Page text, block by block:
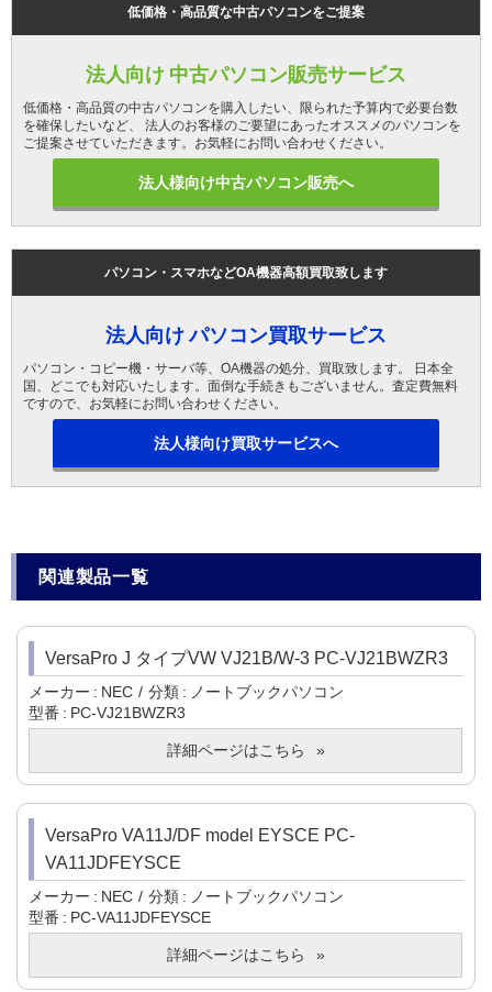
低価格・高品質な中古パソコンをご提案
法人向け 中古パソコン販売サービス
低価格・高品質の中古パソコンを購入したい、限られた予算内で必要台数
を確保したいなど、 法人のお客様のご要望にあったオススメのパソコンを
ご提案させていただきます。お気軽にお問い合わせください。
法人様向け中古パソコン販売へ
パソコン・スマホなどOA機器高額買取致します
法人向け パソコン買取サービス
パソコン・コピー機・サーバ等、OA機器の処分、買取致します。 日本全
国、どこでも対応いたします。面倒な手続きもございません。査定費無料
ですので、お気軽にお問い合わせください。
法人様向け買取サービスへ
関連製品一覧
VersaPro J タイプVW VJ21B/W-3 PC-VJ21BWZR3
メーカー NEC 分類
ノートブックパソコン
型番
PC-VJ21BWZR3
詳細ページはこちら
VersaPro VA11J/DF model EYSCE PC-
VA11JDFEYSCE
メーカー NEC 分類
ノートブックパソコン
型番
PC-VA11JDFEYSCE
詳細ページはこちら